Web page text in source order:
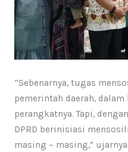
“Sebenarnya, tugas
pemerintah daerah,
perangkatnya. Tapi,
DPRD berinisiasi
masing – masing,” ujarnya.